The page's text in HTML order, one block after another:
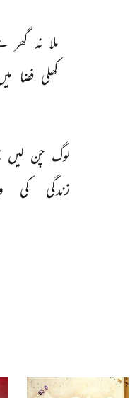
ملا نہ گھر
کھلی فضا
لوگ چن لیں
زندگی
کی